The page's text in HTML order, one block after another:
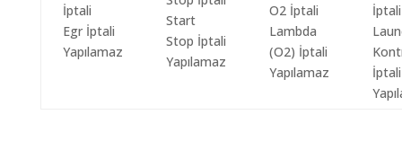
Egr İptali
Yapılamaz
Start
Stop İptali
Yapılamaz
Lambda
(O2) İptali
Yapılamaz
İptali